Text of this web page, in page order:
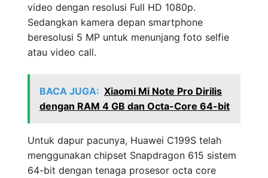
video dengan resolusi Full HD 1080p.
Sedangkan kamera depan smartphone
beresolusi 5 MP untuk menunjang foto selfie
atau video call.
BACA JUGA: Xiaomi Mi Note Pro Dirilis
dengan RAM 4 GB dan Octa-Core 64-bit
Untuk dapur pacunya, Huawei C199S telah
menggunakan chipset Snapdragon 615 sistem
64-bit dengan tenaga prosesor octa core